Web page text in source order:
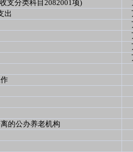
支分类科目2082001项)
出
的公办养老机构